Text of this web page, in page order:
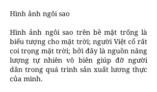
Hình ảnh ngôi sao
Hình ảnh ngôi sao trên bề mặt trống là
biểu tượng cho mặt trời; người Việt cổ rất
coi trọng mặt trời; bởi đây là nguồn năng
lượng tự nhiên vô biên giúp đỡ người
dân trong quá trình sản xuất lương thực
của mình.